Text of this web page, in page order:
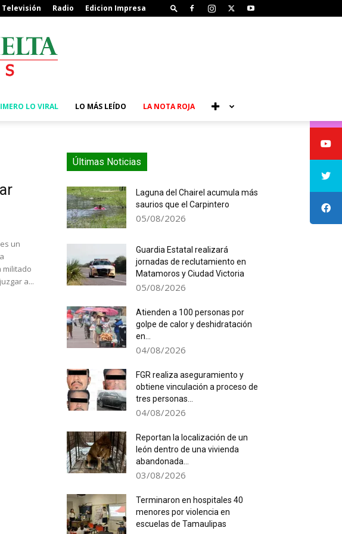
Televisión Radio Edicion Impresa
LO VIRAL LO MÁS LEÍDO LA NOTA ROJA
un
militado
a...
Últimas Noticias
Laguna del Chairel acumula más
saurios que el Carpintero
05/08/2026
Guardia Estatal realizará
jornadas de reclutamiento en
Matamoros y Ciudad Victoria
05/08/2026
Atienden a 100 personas por
golpe de calor y deshidratación
en...
04/08/2026
FGR realiza aseguramiento y
obtiene vinculación a proceso de
tres personas...
04/08/2026
Reportan la localización de un
león dentro de una vivienda
abandonada...
03/08/2026
Terminaron en hospitales 40
menores por violencia en
escuelas de Tamaulipas